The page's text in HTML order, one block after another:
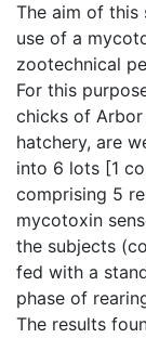
The aim of this
use of a
zootechnical
For this
chicks of
hatchery, are
into 6 lots [1
comprising 5
mycotoxin
the subjects
fed with a
phase of
The results